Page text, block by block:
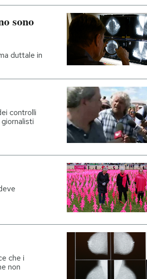
sono
duttale in
controlli
che i
non